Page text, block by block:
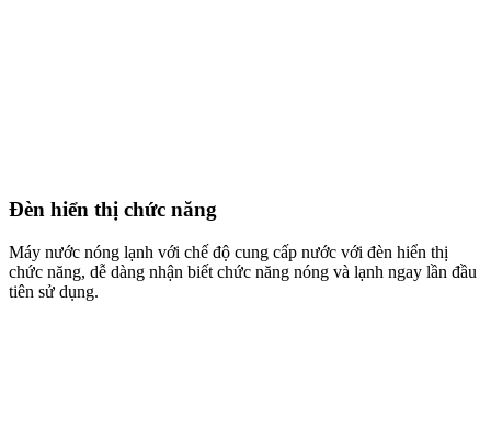
Đèn hiển thị chức năng
Máy nước nóng lạnh với chế độ cung cấp nước với đèn hiển thị
chức năng, dễ dàng nhận biết chức năng nóng và lạnh ngay lần đầu
tiên sử dụng.